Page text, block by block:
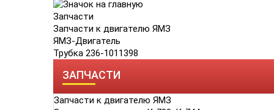
Запчасти
Запчасти к двигателю ЯМЗ
ЯМЗ-Двигатель
Трубка 236-1011398
ЗАПЧАСТИ
Запчасти к двигателю ЯМЗ